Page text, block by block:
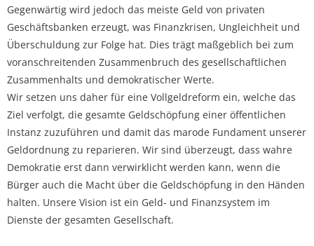
Gegenwärtig wird jedoch das meiste Geld von privaten
Geschäftsbanken erzeugt, was Finanzkrisen, Ungleichheit und
Überschuldung zur Folge hat. Dies trägt maßgeblich bei zum
voranschreitenden Zusammenbruch des gesellschaftlichen
Zusammenhalts und demokratischer Werte.
Wir setzen uns daher für eine Vollgeldreform ein, welche das
Ziel verfolgt, die gesamte Geldschöpfung einer öffentlichen
Instanz zuzuführen und damit das marode Fundament unserer
Geldordnung zu reparieren. Wir sind überzeugt, dass wahre
Demokratie erst dann verwirklicht werden kann, wenn die
Bürger auch die Macht über die Geldschöpfung in den Händen
halten. Unsere Vision ist ein Geld- und Finanzsystem im
Dienste der gesamten Gesellschaft.